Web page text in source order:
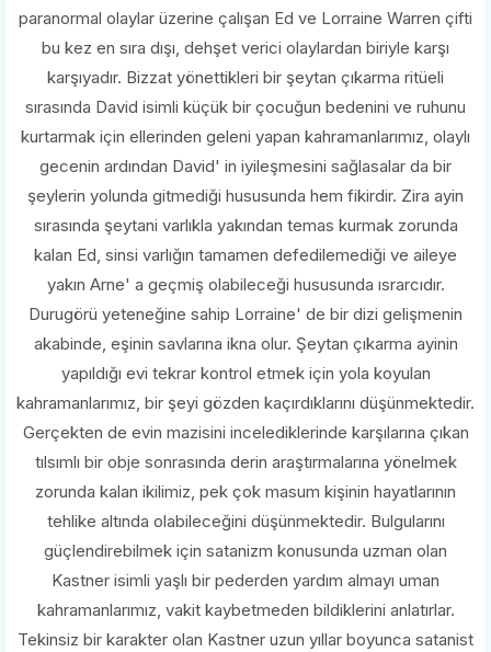
paranormal olaylar üzerine çalışan Ed ve Lorraine Warren çifti
bu kez en sıra dışı, dehşet verici olaylardan biriyle karşı
karşıyadır. Bizzat yönettikleri bir şeytan çıkarma ritüeli
sırasında David isimli küçük bir çocuğun bedenini ve ruhunu
kurtarmak için ellerinden geleni yapan kahramanlarımız, olaylı
gecenin ardından David' in iyileşmesini sağlasalar da bir
şeylerin yolunda gitmediği hususunda hem fikirdir. Zira ayin
sırasında şeytani varlıkla yakından temas kurmak zorunda
kalan Ed, sinsi varlığın tamamen defedilemediği ve aileye
yakın Arne' a geçmiş olabileceği hususunda ısrarcıdır.
Durugörü yeteneğine sahip Lorraine' de bir dizi gelişmenin
akabinde, eşinin savlarına ikna olur. Şeytan çıkarma ayinin
yapıldığı evi tekrar kontrol etmek için yola koyulan
kahramanlarımız, bir şeyi gözden kaçırdıklarını düşünmektedir.
Gerçekten de evin mazisini incelediklerinde karşılarına çıkan
tılsımlı bir obje sonrasında derin araştırmalarına yönelmek
zorunda kalan ikilimiz, pek çok masum kişinin hayatlarının
tehlike altında olabileceğini düşünmektedir. Bulgularını
güçlendirebilmek için satanizm konusunda uzman olan
Kastner isimli yaşlı bir pederden yardım almayı uman
kahramanlarımız, vakit kaybetmeden bildiklerini anlatırlar.
Tekinsiz bir karakter olan Kastner uzun yıllar boyunca satanist